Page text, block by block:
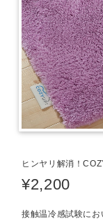
ヒンヤリ解消！
¥2,200
接触温冷感試験に